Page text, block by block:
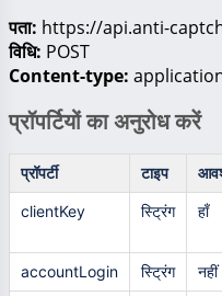
पता: https://api.anti-
विधि: POST
Content-type:
प्रॉपर्टियों का अनुरोध करें
प्रॉपर्टी टाइप
clientKey स्ट्रिंग हाँ
accountLogin स्ट्रिंग नहीं